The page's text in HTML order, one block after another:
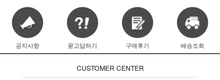
공지사항 묻고답하기 구매후기 배송조회
CUSTOMER CENTER